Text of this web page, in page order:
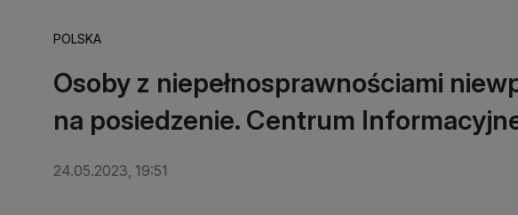
POLSKA
Osoby z niepełnosprawnościami
na posiedzenie. Centrum
24.05.2023, 19:51